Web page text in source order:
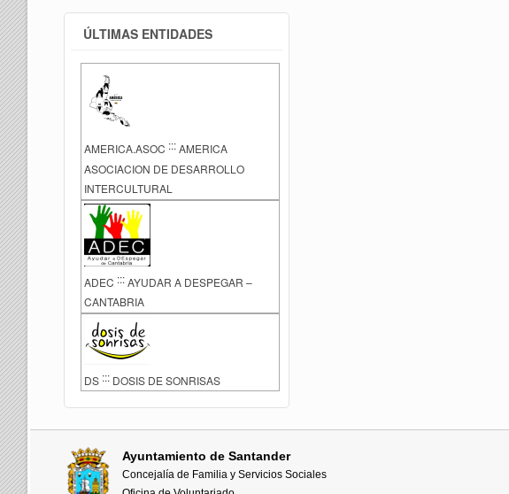
ÚLTIMAS ENTIDADES
AMERICA.ASOC :::AMERICA
ASOCIACION DE DESARROLLO
INTERCULTURAL
ADEC ::: AYUDAR A DESPEGAR –
CANTABRIA
DS ::: DOSIS DE SONRISAS
Ayuntamiento de Santander
Concejalía de Familia y Servicios Sociales